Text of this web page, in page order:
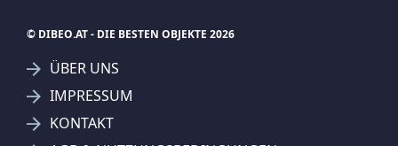
SUCHAGENT ANLEGEN FÜR DIE
© DIBEO.AT - DIE BESTEN OBJEKTE 2026
ÜBER UNS
IMPRESSUM
KONTAKT